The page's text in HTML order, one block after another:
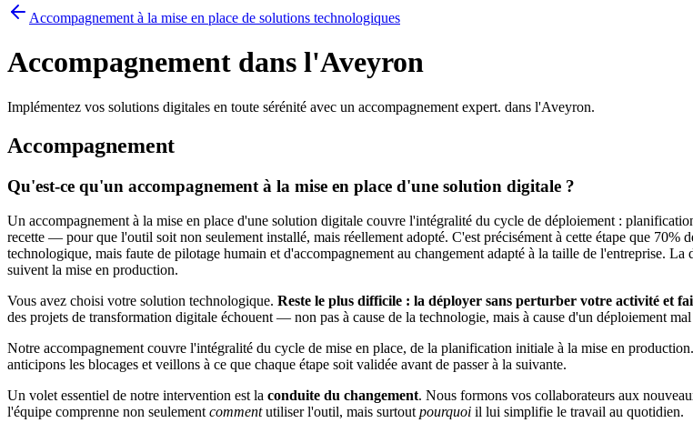
Accompagnement à la mise en place de solutions technologiques
Accompagnement dans l'Aveyron
Implémentez vos solutions digitales en toute sérénité avec un accompagnement expert. dans l'Aveyron.
Accompagnement
Qu'est-ce qu'un accompagnement à la mise en place d'une solution digitale ?
Un accompagnement à la mise en place d'une solution digitale couvre l'intégralité du cycle de déploiement :
recette — pour que l'outil soit non seulement installé, mais réellement adopté. C'est précisément à cette étape que
technologique, mais faute de pilotage humain et d'accompagnement au changement adapté à la taille de l'entreprise.
suivent la mise en production.
Vous avez choisi votre solution technologique. Reste le plus difficile : la déployer sans perturber votre activité et
des projets de transformation digitale échouent — non pas à cause de la technologie, mais à cause d'un déploiement
Notre accompagnement couvre l'intégralité du cycle de mise en place, de la planification initiale à la mise en
anticipons les blocages et veillons à ce que chaque étape soit validée avant de passer à la suivante.
Un volet essentiel de notre intervention est la conduite du changement. Nous formons vos collaborateurs aux
l'équipe comprenne non seulementcommentutiliser l'outil, mais surtoutpourquoi il lui simplifie le travail au quotidien.